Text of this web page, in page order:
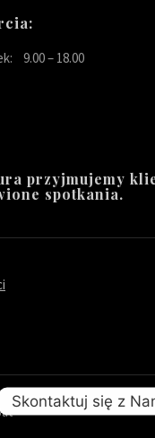
9.00 – 18.00
przyjmujemy
spotkania.
Skontaktuj się z